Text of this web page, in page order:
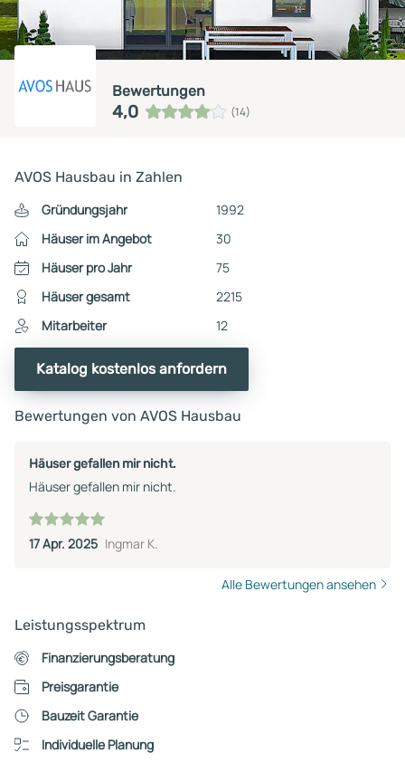
Bewertungen
4,0 (14)
AVOS Hausbau in Zahlen
Gründungsjahr
1992
Häuser im Angebot
30
Häuser pro Jahr
75
Häuser gesamt
2215
Mitarbeiter
12
Katalog kostenlos anfordern
Bewertungen von AVOS Hausbau
Häuser gefallen mir nicht.
Häuser gefallen mir nicht.
17 Apr. 2025 Ingmar K.
Alle Bewertungen ansehen
Leistungsspektrum
Finanzierungsberatung
Preisgarantie
Bauzeit Garantie
Individuelle Planung